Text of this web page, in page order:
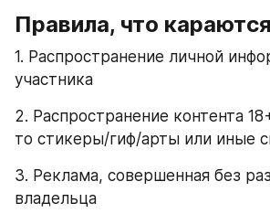
Правила, что
1. Распространение личной
участника
2. Распространение контента
то стикеры/гиф/арты или иные
3. Реклама, совершенная без
владельца